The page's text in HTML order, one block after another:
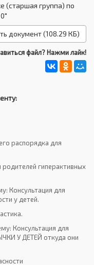
(старшая группа) по
документ (108.29 КБ)
файл? Нажми лайк!
распорядка для
родителей гиперактивных
Консультация для
у детей.
Консультация для
У ДЕТЕЙ откуда они